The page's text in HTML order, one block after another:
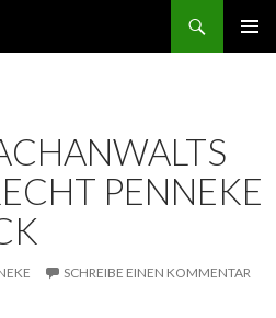
PENNEKE
SCHREIBE EINEN KOMMENTAR